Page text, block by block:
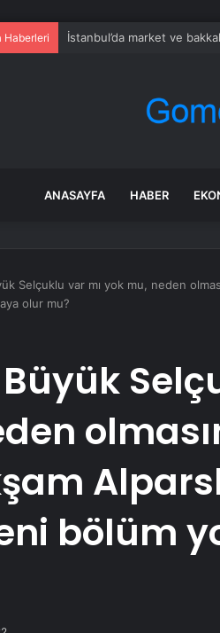
Haberleri İstanbul’da market ve
ANASAYFA HABER
Selçuklu var mı yok mu, neden
olur mu?
bölüm